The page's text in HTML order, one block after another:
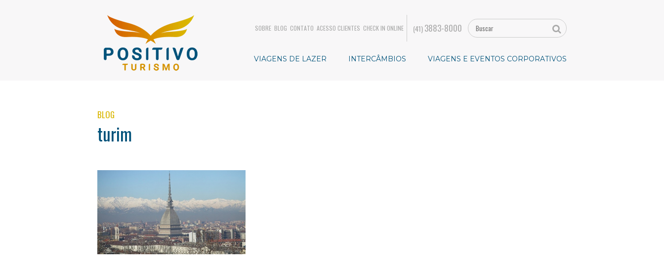
SOBRE BLOG CONTATO ACESSO CLIENTES CHECK IN ONLINE (41)3883-8000
VIAGENS DE LAZER INTERCÂMBIOS VIAGENS E EVENTOS CORPORATIVOS
BLOG
turim